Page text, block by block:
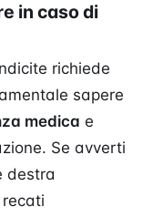
in caso di
richiede
sapere
medica e
Se avverti
destra